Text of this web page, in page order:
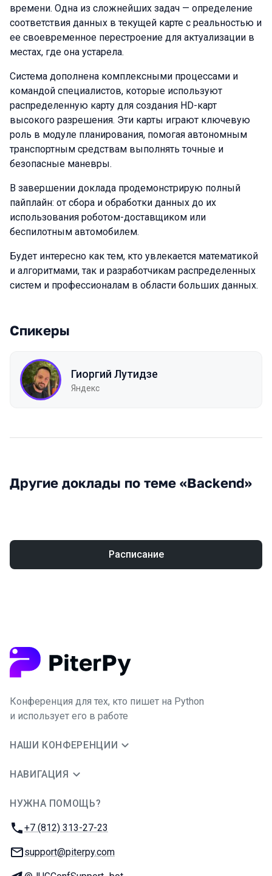
времени. Одна из сложнейших задач — определение
соответствия данных в текущей карте с реальностью и
ее своевременное перестроение для актуализации в
местах, где она устарела.
Система дополнена комплексными процессами и
командой специалистов, которые используют
распределенную карту для создания HD-карт
высокого разрешения. Эти карты играют ключевую
роль в модуле планирования, помогая автономным
транспортным средствам выполнять точные и
безопасные маневры.
В завершении доклада продемонстрирую полный
пайплайн: от сбора и обработки данных до их
использования роботом-доставщиком или
беспилотным автомобилем.
Будет интересно как тем, кто увлекается математикой
и алгоритмами, так и разработчикам распределенных
систем и профессионалам в области больших данных.
Спикеры
Гиоргий Лутидзе
Яндекс
Другие доклады по теме «Backend»
Расписание
Конференция для тех, кто пишет на Python
и использует его в работе
НАШИ КОНФЕРЕНЦИИ
НАВИГАЦИЯ
НУЖНА ПОМОЩЬ?
Телефон:
+7 (812) 313-27-23
E-mail:
support@piterpy.com